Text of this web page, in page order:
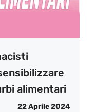
alimentari
22 Aprile 2024